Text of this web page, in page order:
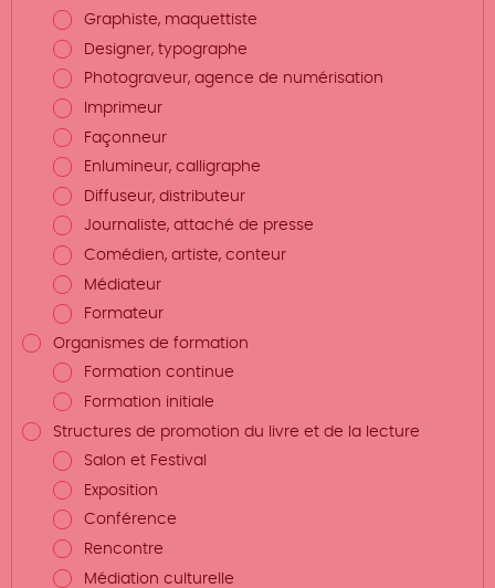
Graphiste, maquettiste
Designer, typographe
Photograveur, agence de numérisation
Imprimeur
Façonneur
Enlumineur, calligraphe
Diffuseur, distributeur
Journaliste, attaché de presse
Comédien, artiste, conteur
Médiateur
Formateur
Organismes de formation
Formation continue
Formation initiale
Structures de promotion du livre et de la lecture
Salon et Festival
Exposition
Conférence
Rencontre
Médiation culturelle